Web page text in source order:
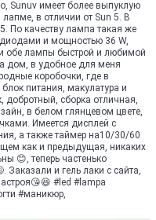
Sunuv имеет более выпуклую
в отличии от Sun 5. В
По качеству лампа такая же
и мощностью 36 W,
обе лампы быстрой и любимой
дом, в удобное для меня
коробочки, где в
питания, макулатура и
добротный, сборка отличная,
в белом глянцевом цвете,
Имеется дисплей с
а также таймер на10/30/60
как и предыдущая, никаких
😊, теперь частенько
и гель лаки с сайта,
#led #lampa
#маникюр,